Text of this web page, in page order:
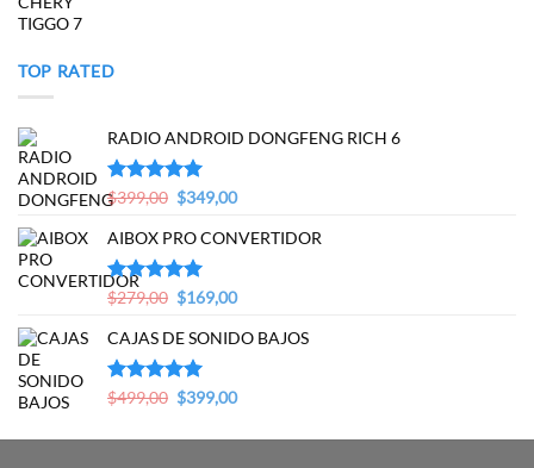
TOP RATED
RADIO ANDROID DONGFENG RICH 6
Valorado en
$399,00 Original
was:
$399,00.
$349,00Current
is:
AIBOX PRO CONVERTIDOR
Valorado en
$279,00 Original
was:
$279,00.
$169,00Current
is:
CAJAS DE SONIDO BAJOS
Valorado en
$499,00 Original
was:
$399,00Current
is: